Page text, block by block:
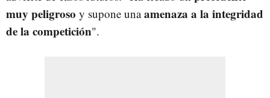
muy peligroso y supone unaamenaza a la integridad
de la competición".